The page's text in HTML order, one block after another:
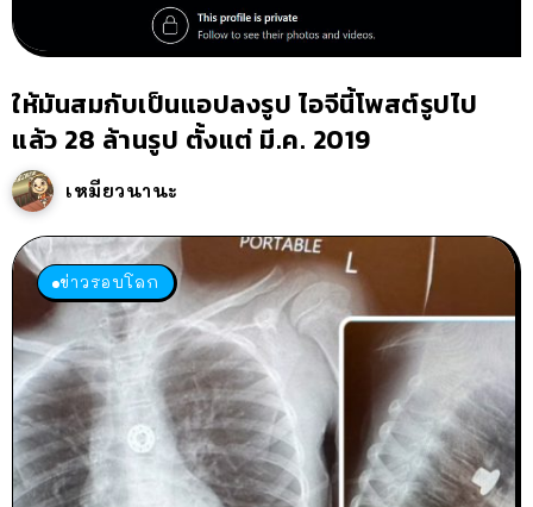
ให้มันสมกับเป็นแอปลงรูป ไอจีนี้โพสต์รูปไป
แล้ว 28 ล้านรูป ตั้งแต่ มี.ค. 2019
เหมียวนานะ
ข่าวรอบโลก